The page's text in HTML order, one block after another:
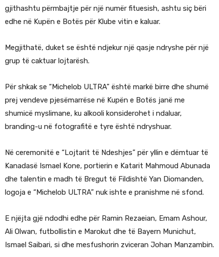
gjithashtu përmbajtje për një numër fituesish, ashtu siç bëri
edhe në Kupën e Botës për Klube vitin e kaluar.
Megjithatë, duket se është ndjekur një qasje ndryshe për një
grup të caktuar lojtarësh.
Për shkak se “Michelob ULTRA” është markë birre dhe shumë
prej vendeve pjesëmarrëse në Kupën e Botës janë me
shumicë myslimane, ku alkooli konsiderohet i ndaluar,
branding-u në fotografitë e tyre është ndryshuar.
Në ceremonitë e “Lojtarit të Ndeshjes” për yllin e dëmtuar të
Kanadasë Ismael Kone, portierin e Katarit Mahmoud Abunada
dhe talentin e madh të Bregut të Fildishtë Yan Diomanden,
logoja e “Michelob ULTRA” nuk ishte e pranishme në sfond.
E njëjta gjë ndodhi edhe për Ramin Rezaeian, Emam Ashour,
Ali Olwan, futbollistin e Marokut dhe të Bayern Munichut,
Ismael Saibari, si dhe mesfushorin zviceran Johan Manzambin.